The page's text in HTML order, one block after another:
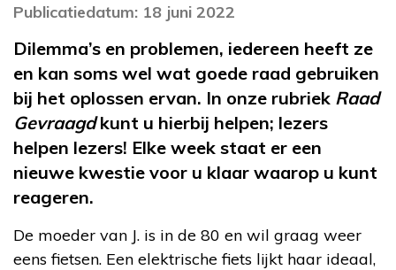
Publicatiedatum: 18 juni 2022
Dilemma’s en problemen, iedereen heeft ze
en kan soms wel wat goede raad gebruiken
bij het oplossen ervan. In onze rubriek Raad
Gevraagdkunt u hierbij helpen; lezers
helpen lezers! Elke week staat er een
nieuwe kwestie voor u klaar waarop u kunt
reageren.
De moeder van J. is in de 80 en wil graag weer
eens fietsen. Een elektrische fiets lijkt haar ideaal,